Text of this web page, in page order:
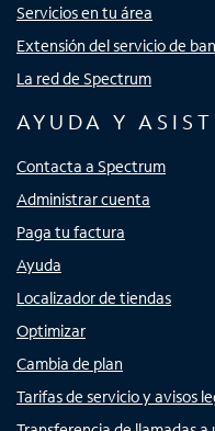
Servicios en tu área
Extensión del servicio de
La red de Spectrum
AYUDA Y
Contacta a Spectrum
Administrar cuenta
Paga tu factura
Ayuda
Localizador de tiendas
Optimizar
Cambia de plan
Tarifas de servicio y avisos